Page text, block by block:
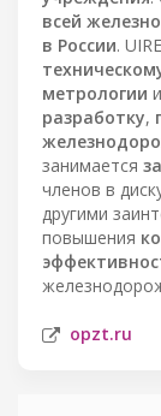
всей
в России.
метрологии и
разработку,
занимается
членов в
другими
повышения
opzt.ru